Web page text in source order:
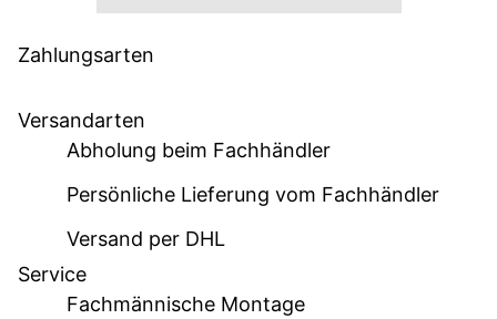
Zahlungsarten
Versandarten
Abholung beim Fachhändler
Persönliche Lieferung vom Fachhändler
Versand per DHL
Service
Fachmännische Montage